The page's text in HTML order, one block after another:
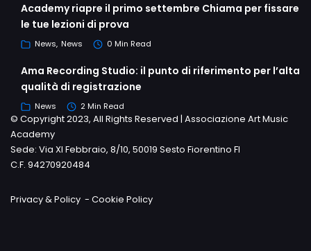
Academy riapre il primo settembre Chiama per fissare
le tue lezioni di prova
News News 0 Min Read
Ama Recording Studio: il punto di riferimento per l’alta
qualità di registrazione
News 2 Min Read
© Copyright 2023, All Rights Reserved | Associazione Art Music
Academy
Sede: Via XI Febbraio, 8/10, 50019 Sesto Fiorentino FI
C.F. 94270920484
Privacy & Policy - Cookie Policy